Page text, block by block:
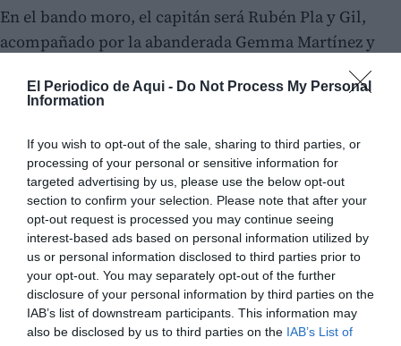
El Periodico de Aqui - Do Not Process My Personal
Information
If you wish to opt-out of the sale, sharing to third parties, or
processing of your personal or sensitive information for
targeted advertising by us, please use the below opt-out
section to confirm your selection. Please note that after your
opt-out request is processed you may continue seeing
interest-based ads based on personal information utilized by
us or personal information disclosed to third parties prior to
your opt-out. You may separately opt-out of the further
disclosure of your personal information by third parties on the
IAB’s list of downstream participants. This information may
also be disclosed by us to third parties on the IAB’s List of
En el bando moro, el capitán será Rubén Pla y Gil,
acompañado por la abanderada Gemma Martínez y
Esquefa. Por el bando cristiano, ejercerá como capitán
Ángel Benítez y Ferrer, junto a la abanderada Laura Gil
El acto contó también con la presencia representantes
de las cinco comparsas: Filà Mossàrabs y Filà
Almoràvides, por el bando moro, y Ordre de Cavallers
Templaris de Beniçidavi, Contrabandistes y Cides, por
el cristiano; así como de la embajadora mora, Amparo
Pons y Rausell, del mismo modo que el embajador
cristiano, Jaime Hernica y Domínguez, tuvo que
ausentarse por motivos laborales.